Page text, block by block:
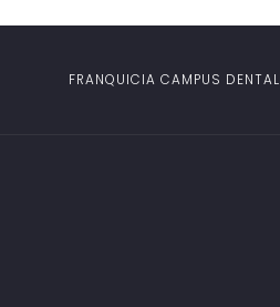
FRANQUICIA CAMPUS DENTAL